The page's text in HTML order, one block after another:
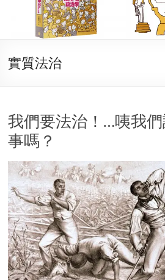
實質法治
我們要法治！…咦我
事嗎？